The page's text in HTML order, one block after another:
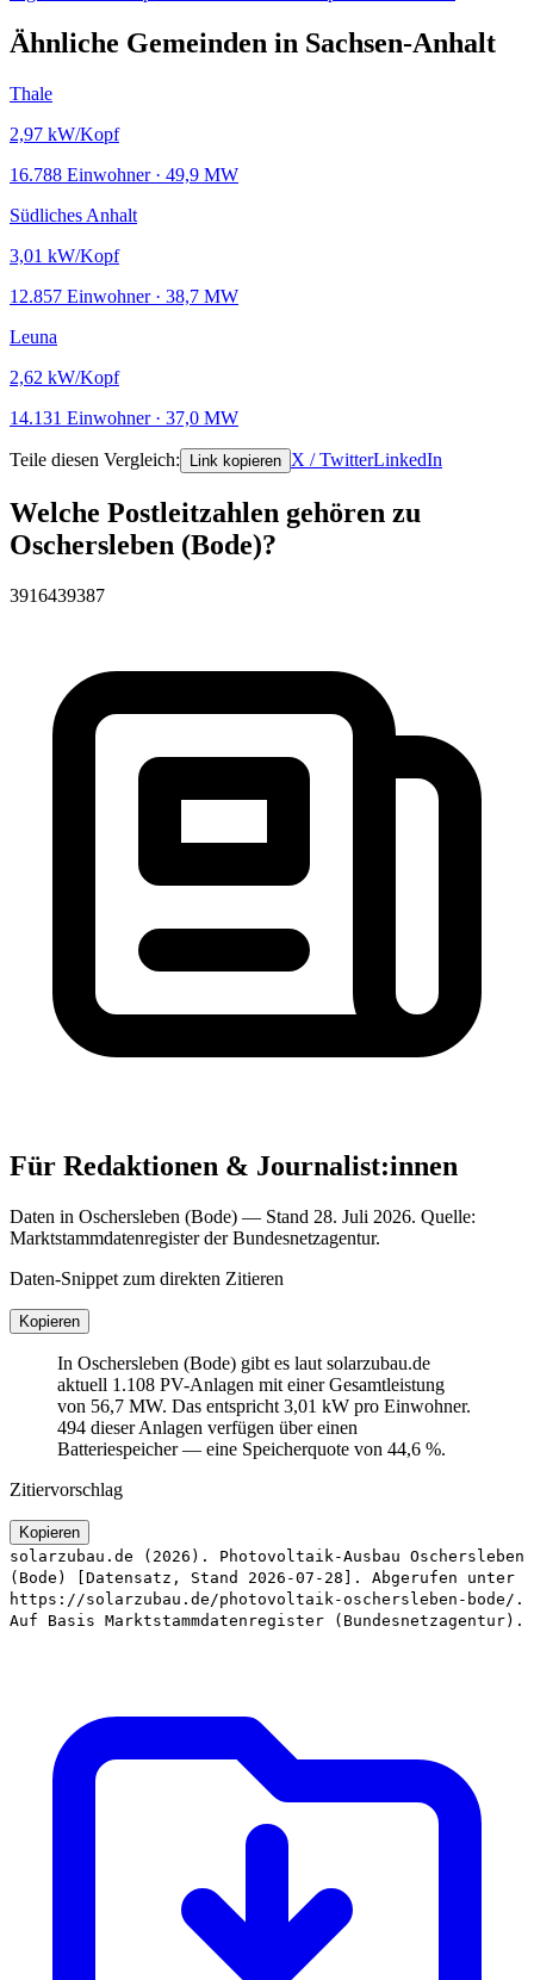
Ähnliche Gemeinden in Sachsen-Anhalt
Thale
2,97 kW/Kopf
16.788 Einwohner · 49,9 MW
Südliches Anhalt
3,01 kW/Kopf
12.857 Einwohner · 38,7 MW
Leuna
2,62 kW/Kopf
14.131 Einwohner · 37,0 MW
Teile diesen Vergleich: Link kopieren X / TwitterLinkedIn
Welche Postleitzahlen gehören zu
Oschersleben (Bode)?
3916439387
Für Redaktionen & Journalist:innen
Daten in Oschersleben (Bode) — Stand 28. Juli 2026. Quelle:
Marktstammdatenregister der Bundesnetzagentur.
Daten-Snippet zum direkten Zitieren
Kopieren
In Oschersleben (Bode) gibt es laut solarzubau.de
aktuell 1.108 PV-Anlagen mit einer Gesamtleistung
von 56,7 MW. Das entspricht 3,01 kW pro Einwohner.
494 dieser Anlagen verfügen über einen
Batteriespeicher — eine Speicherquote von 44,6 %.
Zitiervorschlag
Kopieren
solarzubau.de (2026). Photovoltaik-Ausbau Oschersleben
(Bode) [Datensatz, Stand 2026-07-28]. Abgerufen unter
https://solarzubau.de/photovoltaik-oschersleben-bode/.
Auf Basis Marktstammdatenregister (Bundesnetzagentur).